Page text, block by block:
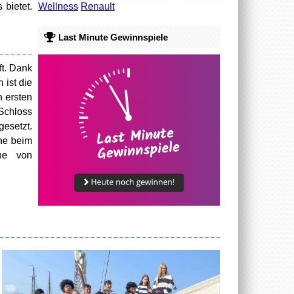
bietet.
Dank
ist die
ersten
beim
von
Wellness Renault
Last Minute Gewinnspiele